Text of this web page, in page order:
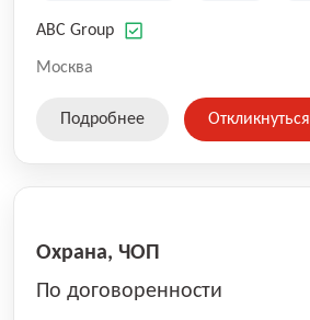
ABC Group
Москва
Подробнее Откликнуться
Охрана, ЧОП
По договоренности